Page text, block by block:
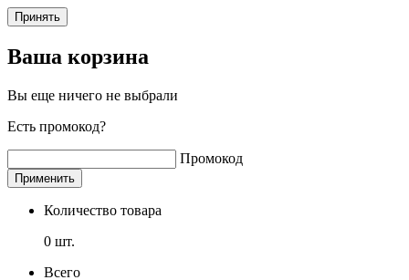
Принять
Ваша корзина
Вы еще ничего не выбрали
Есть промокод?
Промокод
Применить
Количество товара
0 шт.
Всего